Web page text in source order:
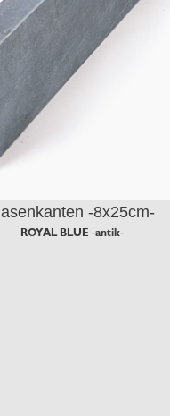
-8x25cm-
ROYAL BLUE -antik-